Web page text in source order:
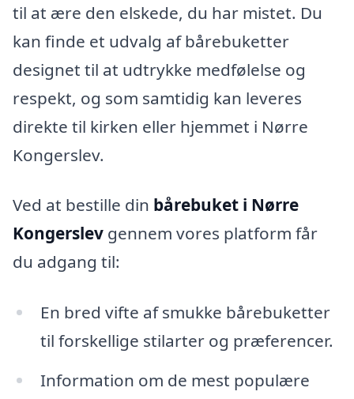
til at ære den elskede, du har mistet. Du
kan finde et udvalg af bårebuketter
designet til at udtrykke medfølelse og
respekt, og som samtidig kan leveres
direkte til kirken eller hjemmet i Nørre
Kongerslev.
Ved at bestille din bårebuket i Nørre
Kongerslev gennem vores platform får
du adgang til:
En bred vifte af smukke bårebuketter
til forskellige stilarter og præferencer.
Information om de mest populære